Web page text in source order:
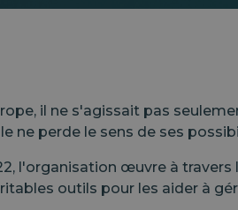
il ne s'agissait pas
ne perde le sens de ses
l'organisation œuvre à travers
outils pour les aider à